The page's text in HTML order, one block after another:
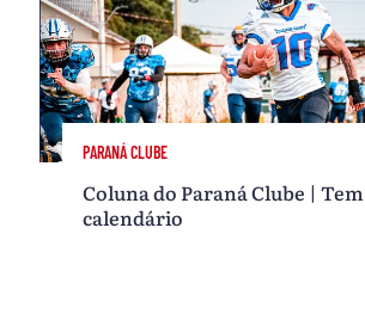
PARANÁ CLUBE
Coluna do Paraná Clube | Tem
calendário